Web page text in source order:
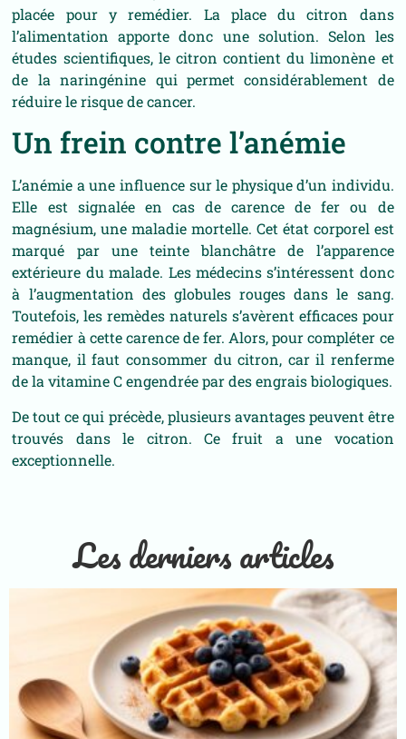
placée pour y remédier. La place du citron dans
l’alimentation apporte donc une solution. Selon les
études scientifiques, le citron contient du limonène et
de la naringénine qui permet considérablement de
réduire le risque de cancer.
Un frein contre l’anémie
L’anémie a une influence sur le physique d’un individu.
Elle est signalée en cas de carence de fer ou de
magnésium, une maladie mortelle. Cet état corporel est
marqué par une teinte blanchâtre de l’apparence
extérieure du malade. Les médecins s’intéressent donc
à l’augmentation des globules rouges dans le sang.
Toutefois, les remèdes naturels s’avèrent efficaces pour
remédier à cette carence de fer. Alors, pour compléter ce
manque, il faut consommer du citron, car il renferme
de la vitamine C engendrée par des engrais biologiques.
De tout ce qui précède, plusieurs avantages peuvent être
trouvés dans le citron. Ce fruit a une vocation
exceptionnelle.
Les derniers articles